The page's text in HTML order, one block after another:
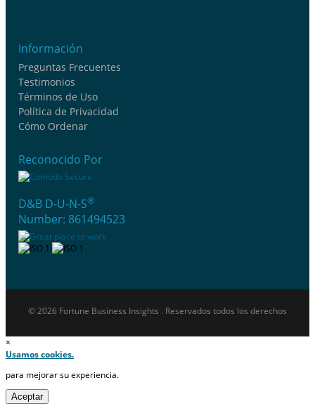
Información
Preguntas Frecuentes
Testimonios
Términos de Uso
Política de Privacidad
Cómo Ordenar
Reconocido Por
D&B D-U-N-S®
Number: 861494523
© 2026 Fortune Business Insights . Reservados todos los derechos
×
Usamos cookies.
para mejorar su experiencia.
Aceptar